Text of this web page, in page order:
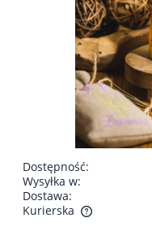
Dostępność:
Wysyłka w:
Dostawa:
Kurierska
Cena nie zawiera